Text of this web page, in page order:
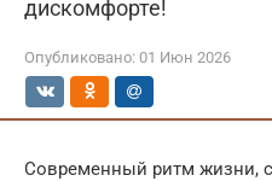
дискомфорте!
Опубликовано: 01 Июн 2026
Современный ритм жизни,